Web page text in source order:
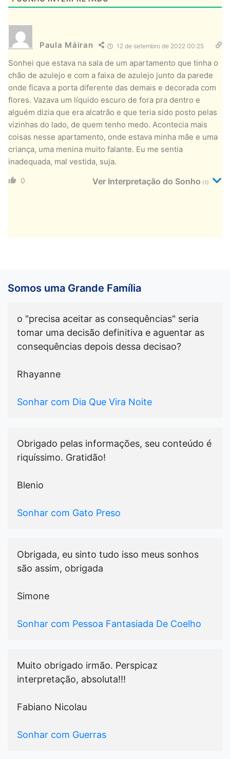
Paula Máiran 12 de setembro de 2022 00:25
Sonhei que estava na sala de um apartamento que tinha o
chão de azulejo e com a faixa de azulejo junto da parede
onde ficava a porta diferente das demais e decorada com
flores. Vazava um líquido escuro de fora pra dentro e
alguém dizia que era alcatrão e que teria sido posto pelas
vizinhas do lado, de quem tenho medo. Acontecia mais
coisas nesse apartamento, onde estava minha mãe e uma
criança, uma menina muito falante. Eu me sentia
inadequada, mal vestida, suja.
0 Ver Interpretação do Sonho (1)
Somos uma Grande Família
o "precisa aceitar as consequências" seria
tomar uma decisão definitiva e aguentar as
consequências depois dessa decisao?
Rhayanne
Sonhar com Dia Que Vira Noite
Obrigado pelas informações, seu conteúdo é
riquíssimo. Gratidão!
Blenio
Sonhar com Gato Preso
Obrigada, eu sinto tudo isso meus sonhos
são assim, obrigada
Simone
Sonhar com Pessoa Fantasiada De Coelho
Muito obrigado irmão. Perspicaz
interpretação, absoluta!!!
Fabiano Nicolau
Sonhar com Guerras